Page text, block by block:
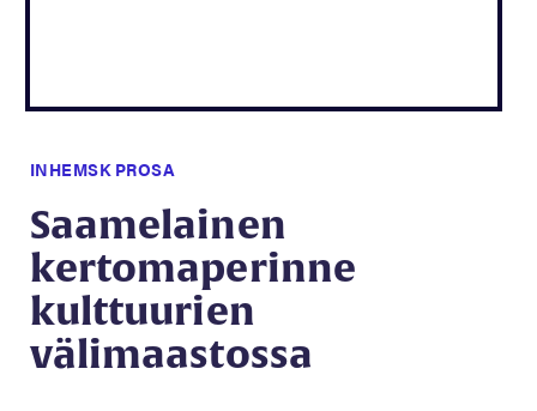
INHEMSK PROSA
Saamelainen
kertomaperinne
kulttuurien
välimaastossa